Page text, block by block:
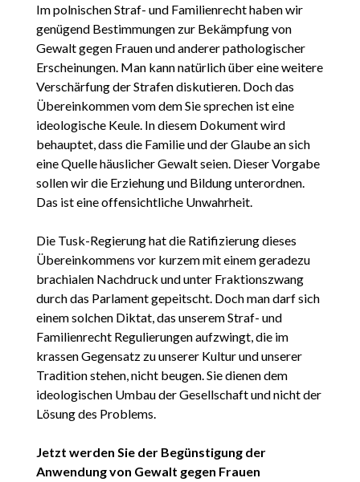
Im polnischen Straf- und Familienrecht haben wir
genügend Bestimmungen zur Bekämpfung von
Gewalt gegen Frauen und anderer pathologischer
Erscheinungen. Man kann natürlich über eine weitere
Verschärfung der Strafen diskutieren. Doch das
Übereinkommen vom dem Sie sprechen ist eine
ideologische Keule. In diesem Dokument wird
behauptet, dass die Familie und der Glaube an sich
eine Quelle häuslicher Gewalt seien. Dieser Vorgabe
sollen wir die Erziehung und Bildung unterordnen.
Das ist eine offensichtliche Unwahrheit.
Die Tusk-Regierung hat die Ratifizierung dieses
Übereinkommens vor kurzem mit einem geradezu
brachialen Nachdruck und unter Fraktionszwang
durch das Parlament gepeitscht. Doch man darf sich
einem solchen Diktat, das unserem Straf- und
Familienrecht Regulierungen aufzwingt, die im
krassen Gegensatz zu unserer Kultur und unserer
Tradition stehen, nicht beugen. Sie dienen dem
ideologischen Umbau der Gesellschaft und nicht der
Lösung des Problems.
Jetzt werden Sie der Begünstigung der
Anwendung von Gewalt gegen Frauen